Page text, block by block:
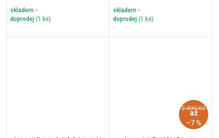
skladem -
doprodej (1 ks)
skladem -
doprodej (1 ks)
2 690 Kč
až
–7 %